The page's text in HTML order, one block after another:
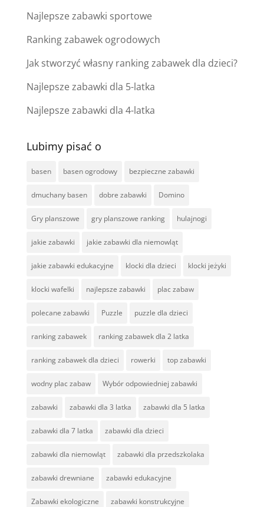
Najlepsze zabawki sportowe
Ranking zabawek ogrodowych
Jak stworzyć własny ranking zabawek dla dzieci?
Najlepsze zabawki dla 5-latka
Najlepsze zabawki dla 4-latka
Lubimy pisać o
basen basen ogrodowy bezpieczne zabawki
dmuchany basen dobre zabawki Domino
Gry planszowe gry planszowe ranking hulajnogi
jakie zabawki jakie zabawki dla niemowląt
jakie zabawki edukacyjne klocki dla dzieci klocki jeżyki
klocki wafelki najlepsze zabawki plac zabaw
polecane zabawki Puzzle puzzle dla dzieci
ranking zabawek ranking zabawek dla 2 latka
ranking zabawek dla dzieci rowerki top zabawki
wodny plac zabaw Wybór odpowiedniej zabawki
zabawki zabawki dla 3 latka zabawki dla 5 latka
zabawki dla 7 latka zabawki dla dzieci
zabawki dla niemowląt zabawki dla przedszkolaka
zabawki drewniane zabawki edukacyjne
Zabawki ekologiczne zabawki konstrukcyjne